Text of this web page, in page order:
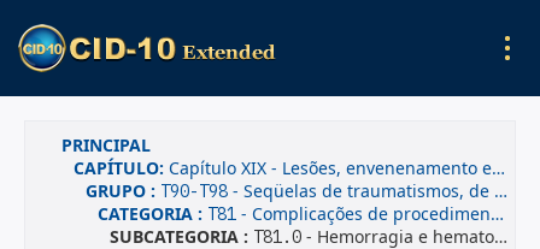
PRINCIPAL
CAPÍTULO: Capítulo XIX - Lesões, envenenamento e algumas outras conseqüências de causas externas
GRUPO : T90-T98 - Seqüelas de traumatismos, de intoxicações e de outras conseqüências das causas externas
CATEGORIA : T81 - Complicações de procedimentos não classificadas em outra parte
SUBCATEGORIA : T81.0 - Hemorragia e hematoma complicando procedimento não classificado em outra parte